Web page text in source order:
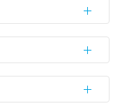
in un solo
sono le
parte può